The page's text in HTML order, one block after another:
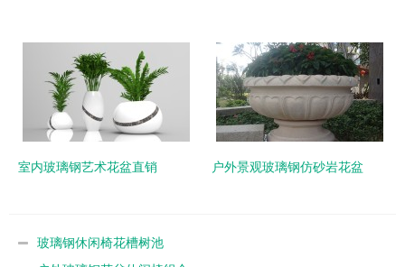
室内玻璃钢艺术花盆直销 户外景观玻璃钢仿砂岩花盆
玻璃钢休闲椅花槽树池